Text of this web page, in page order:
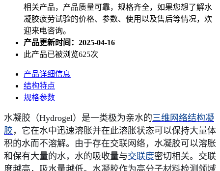
相关产品，产品质量可靠，规格齐全，如果您想了解水
凝胶疲劳试验的价格、参数、使用以及售后等情况，欢
迎来电咨询。
产品更新时间：2025-04-16
此产品已被浏览625次
产品详细信息
结构特点
规格参数
水凝胶（Hydrogel）是一类极为亲水的三维网络结构凝
胶 ，它在水中迅速溶胀并在此溶胀状态可以保持大量体
积的水而不溶解。由于存在交联网络，水凝胶可以溶胀
和保有大量的水，水的吸收量与交联度密切相关。交联
度越高，吸水量越低。水凝胶作为高分子材料检测领域